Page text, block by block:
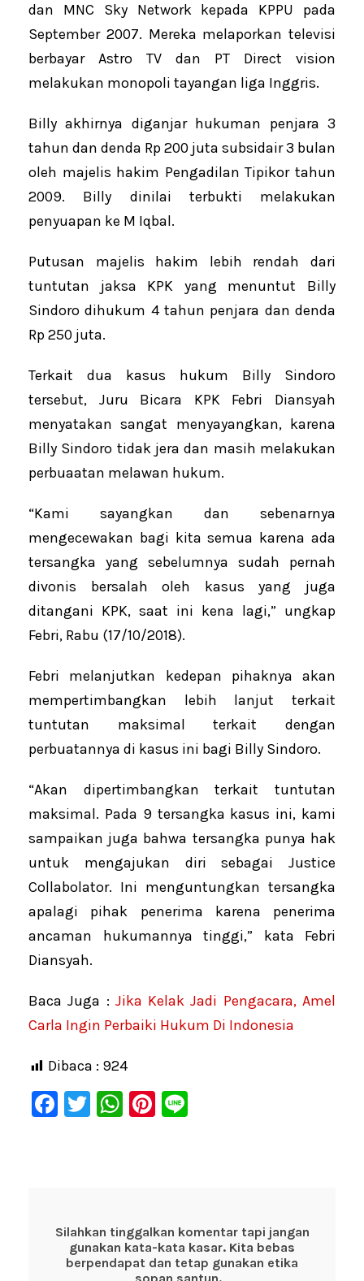
dan MNC Sky Network kepada KPPU pada
September 2007. Mereka melaporkan televisi
berbayar Astro TV dan PT Direct vision
melakukan monopoli tayangan liga Inggris.
Billy akhirnya diganjar hukuman penjara 3
tahun dan denda Rp 200 juta subsidair 3 bulan
oleh majelis hakim Pengadilan Tipikor tahun
2009. Billy dinilai terbukti melakukan
penyuapan ke M Iqbal.
Putusan majelis hakim lebih rendah dari
tuntutan jaksa KPK yang menuntut Billy
Sindoro dihukum 4 tahun penjara dan denda
Rp 250 juta.
Terkait dua kasus hukum Billy Sindoro
tersebut, Juru Bicara KPK Febri Diansyah
menyatakan sangat menyayangkan, karena
Billy ‎Sindoro tidak jera dan masih melakukan
perbuaatan melawan hukum.
“‎Kami sayangkan dan sebenarnya
mengecewakan bagi kita semua karena ada
tersangka yang sebelumnya sudah pernah
divonis bersalah oleh kasus yang juga
ditangani KPK, saat ini kena lagi,” ungkap
Febri, Rabu (17/10/2018).
Febri melanjutkan kedepan pihaknya akan
mempertimbangkan lebih lanjut terkait
tuntutan maksimal terkait dengan
perbuatannya di kasus ini bagi Billy Sindoro‎.
“Akan dipertimbangkan terkait tuntutan
maksimal. ‎Pada 9 tersangka kasus ini, kami
sampaikan juga bahwa tersangka punya hak
untuk mengajukan diri sebagai Justice
Collabolator. Ini menguntungkan tersangka
apalagi pihak penerima karena penerima
ancaman hukumannya tinggi,” kata Febri
Diansyah.
Baca Juga : Jika Kelak Jadi Pengacara, Amel
Carla Ingin Perbaiki Hukum Di Indonesia
Dibaca : 924
F
o
o
T
W
p
p
Pi
Silahkan tinggalkan komentar tapi jangan
gunakan kata-kata kasar. Kita bebas
berpendapat dan tetap gunakan etika